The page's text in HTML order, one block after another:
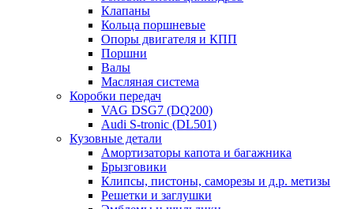
Клапаны
Кольца поршневые
Опоры двигателя и КПП
Поршни
Валы
Масляная система
Коробки передач
VAG DSG7 (DQ200)
Audi S-tronic (DL501)
Кузовные детали
Амортизаторы капота и багажника
Брызговики
Клипсы, пистоны, саморезы и д.р. метизы
Решетки и заглушки